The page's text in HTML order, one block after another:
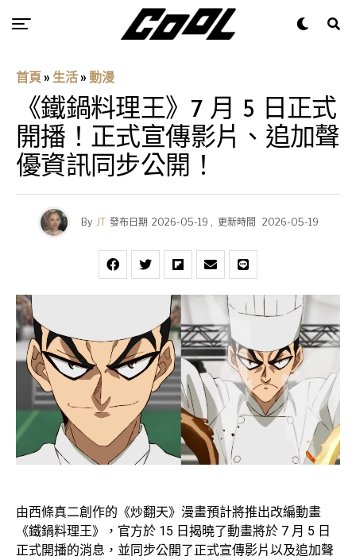
首頁 » 生活 » 動漫
《鐵鍋料理王》7 月 5 日正式
開播！正式宣傳影片、追加聲
優資訊同步公開！
By JT 發布日期 2026-05-19 , 更新時間 2026-05-19
由西條真二創作的《炒翻天》漫畫預計將推出改編動畫
《鐵鍋料理王》，官方於 15 日揭曉了動畫將於 7 月 5 日
正式開播的消息，並同步公開了正式宣傳影片以及追加聲